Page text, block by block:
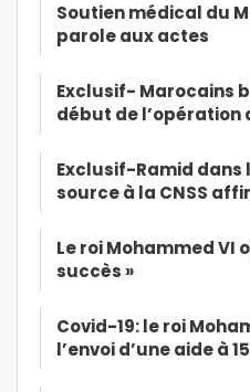
Soutien médical du
parole aux actes
Exclusif- Marocains
début de l’opération
Exclusif-Ramid
source à la CNSS
Le roi Mohammed VI
succès »
Covid-19: le roi
l’envoi d’une aide à